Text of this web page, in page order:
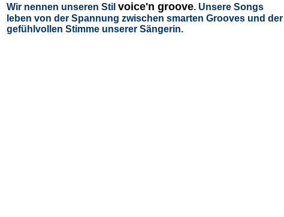
Wir nennen unseren Stil voice'n groove. Unsere Songs
leben von der Spannung zwischen smarten Grooves und der
gefühlvollen Stimme unserer Sängerin.